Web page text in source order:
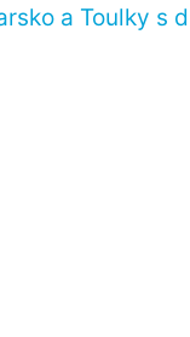
a Toulky s